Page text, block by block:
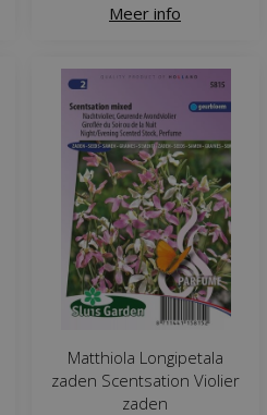
Meer info
Matthiola Longipetala
zaden Scentsation Violier
zaden